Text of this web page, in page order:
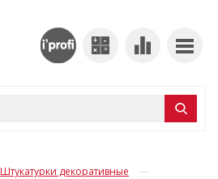
Штукатурки декоративные